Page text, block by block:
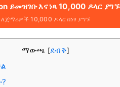
ይመዝገቡ እና ነጻ 10,000 ዶላር ያግኙ
ለጀማሪዎች 10,000 ዶላር በነፃ ያግኙ
ማውጫ [ደብቅ]